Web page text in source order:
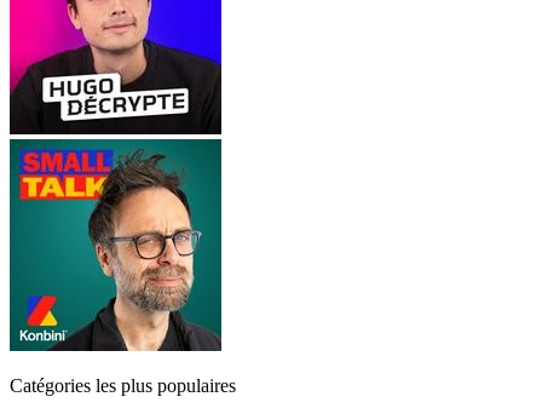
Catégories les plus populaires